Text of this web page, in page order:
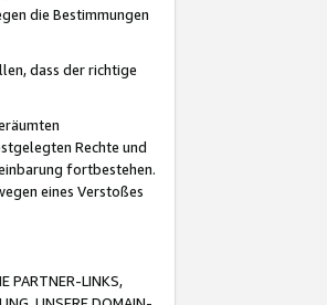
die Bestimmungen
dass der richtige
Rechte und
fortbestehen.
eines Verstoßes
PARTNER-LINKS,